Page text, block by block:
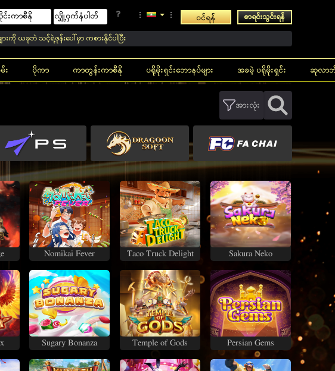
ဝင်ရန် စာရင်းသွင်းရန်
ဖုန်းပေါ်မှာ ကစားနိုင်ပါပြီး
း ပိုကာ ကာတွန်းကာစီနို ပရိုမိုးရှင်းဘောနပ်များ အခမဲ့ ပရိုမိုးရှင်း ဆုလာ
အားလုံး
All
Hot
New
Favorites
Recently
Nomikai Fever Taco Truck Delight Sakura Neko
Sugary Bonanza Temple of Gods Persian Gems